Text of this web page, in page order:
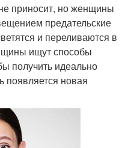
приносит, но женщины
предательские
и переливаются в
ищут способы
получить идеально
появляется новая